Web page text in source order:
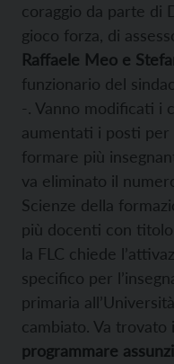
coraggio da parte di
gioco forza, di
Raffaele Meo e
funzionario del
-. Vanno modificati i
aumentati i posti per
formare più
va eliminato il
Scienze della
più docenti con
la FLC chiede
specifico per
primaria
cambiato. Va trovato
programmare